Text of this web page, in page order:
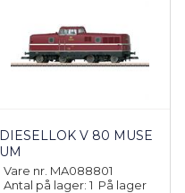
DIESELLOK V 80 MUSE
UM
Vare nr. MA088801
Antal på lager: 1 På lager